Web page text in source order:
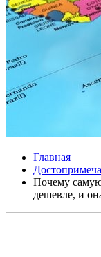
Главная
Почему
дешевле, и